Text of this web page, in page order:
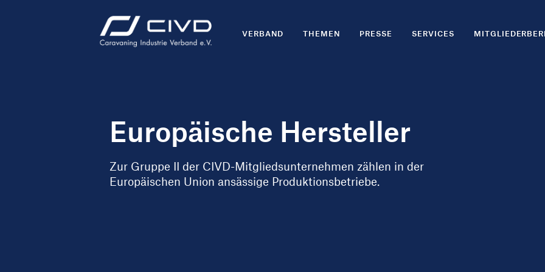
VERBAND THEMEN PRESSE SERVICES
Europäische Hersteller
Zur Gruppe II der CIVD-Mitgliedsunternehmen zählen in der
Europäischen Union ansässige Produktionsbetriebe.